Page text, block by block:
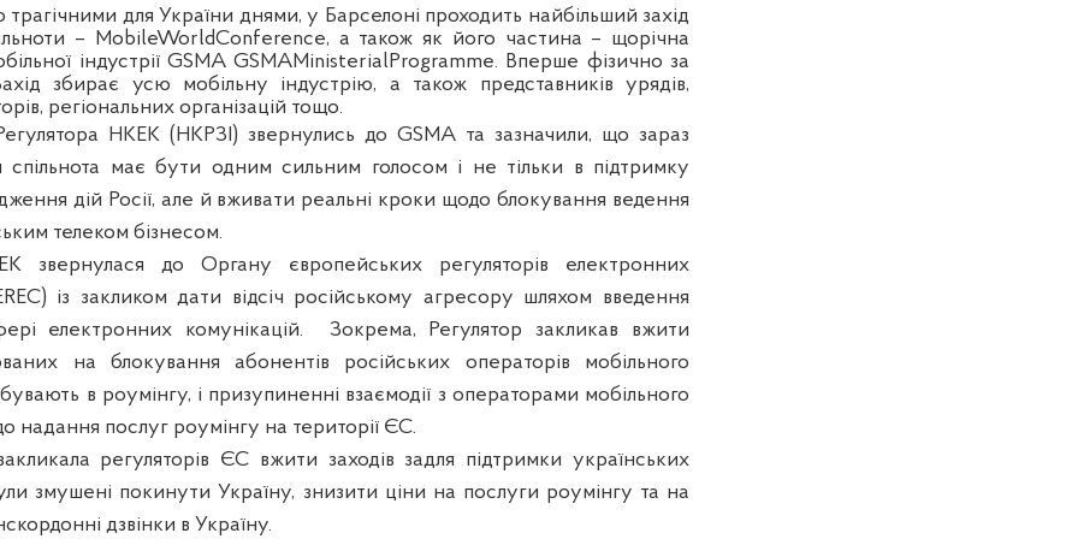
для України днями, у Барселоні проходить найбільший захід
– MobileWorldConference, а також як його частина – щорічна
індустрії GSMA GSMAMinisterialProgramme. Вперше фізично за
збирає усю мобільну індустрію, а також представників урядів,
регіональних організацій тощо.
НКЕК (НКРЗІ) звернулись до GSMA та зазначили, що зараз
спільнота має бути одним сильним голосом і не тільки в підтримку
дій Росії, але й вживати реальні кроки щодо блокування ведення
телеком бізнесом.
звернулася до Органу європейських регуляторів електронних
із закликом дати відсіч російському агресору шляхом введення
електронних комунікацій. Зокрема, Регулятор закликав вжити
на блокування абонентів російських операторів мобільного
в роумінгу, і призупиненні взаємодії з операторами мобільного
надання послуг роумінгу на території ЄС.
регуляторів ЄС вжити заходів задля підтримки українських
змушені покинути Україну, знизити ціни на послуги роумінгу та на
дзвінки в Україну.